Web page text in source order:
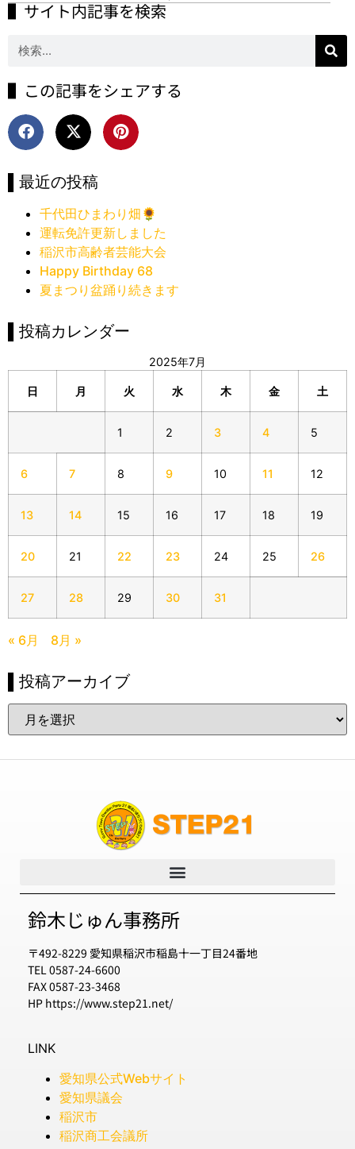
▌サイト内記事を検索
▌この記事をシェアする
▌最近の投稿
千代田ひまわり畑🌻
運転免許更新しました
稲沢市高齢者芸能大会
Happy Birthday 68
夏まつり盆踊り続きます
▌投稿カレンダー
2025年7月
日 月 火 水 木 金 土
1 2 3 4 5
6 7 8 9 10 11 12
13 14 15 16 17 18 19
20 21 22 23 24 25 26
27 28 29 30 31
« 6月 8月 »
▌投稿アーカイブ
鈴木じゅん事務所
〒492-8229 愛知県稲沢市稲島十一丁目24番地
TEL 0587-24-6600
FAX 0587-23-3468
HP https://www.step21.net/
LINK
愛知県公式Webサイト
愛知県議会
稲沢市
稲沢商工会議所